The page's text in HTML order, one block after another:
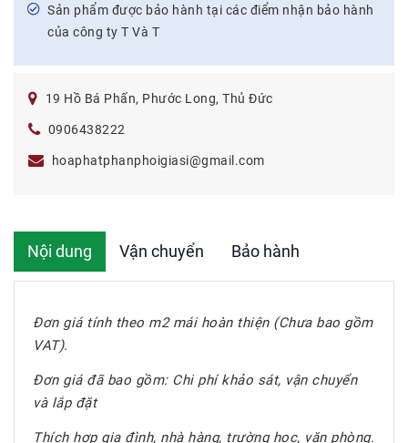
Sản phẩm được bảo hành tại các điểm nhận bảo hành
của công ty T Và T
19 Hồ Bá Phấn, Phước Long, Thủ Đức
0906438222
hoaphatphanphoigiasi@gmail.com
Nội dung Vận chuyển Bảo hành
Đơn giá tính theo m2 mái hoàn thiện (Chưa bao gồm
VAT).
Đơn giá đã bao gồm: Chi phí khảo sát, vận chuyển
và lắp đặt
Thích hợp gia đình, nhà hàng, trường học, văn phòng.